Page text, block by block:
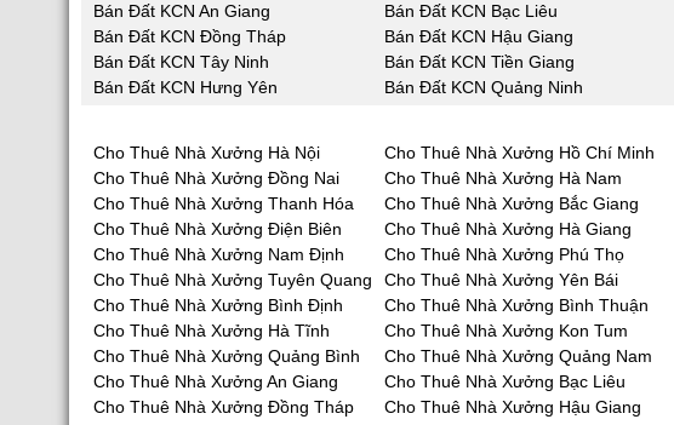
Bán Đất KCN An Giang
Bán Đất KCN Bạc Liêu
Bán Đất KCN Đồng Tháp
Bán Đất KCN Hậu Giang
Bán Đất KCN Tây Ninh
Bán Đất KCN Tiền Giang
Bán Đất KCN Hưng Yên
Bán Đất KCN Quảng Ninh
Cho Thuê Nhà Xưởng Hà Nội Cho Thuê Nhà Xưởng Hồ Chí Minh
Cho Thuê Nhà Xưởng Đồng Nai
Cho Thuê Nhà Xưởng Hà Nam
Cho Thuê Nhà Xưởng Thanh Hóa
Cho Thuê Nhà Xưởng Bắc Giang
Cho Thuê Nhà Xưởng Điện Biên
Cho Thuê Nhà Xưởng Hà Giang
Cho Thuê Nhà Xưởng Nam Định
Cho Thuê Nhà Xưởng Phú Thọ
Cho Thuê Nhà Xưởng Tuyên Quang
Cho Thuê Nhà Xưởng Yên Bái
Cho Thuê Nhà Xưởng Bình Định
Cho Thuê Nhà Xưởng Bình Thuận
Cho Thuê Nhà Xưởng Hà Tĩnh
Cho Thuê Nhà Xưởng Kon Tum
Cho Thuê Nhà Xưởng Quảng Bình
Cho Thuê Nhà Xưởng Quảng Nam
Cho Thuê Nhà Xưởng An Giang
Cho Thuê Nhà Xưởng Bạc Liêu
Cho Thuê Nhà Xưởng Đồng Tháp
Cho Thuê Nhà Xưởng Hậu Giang